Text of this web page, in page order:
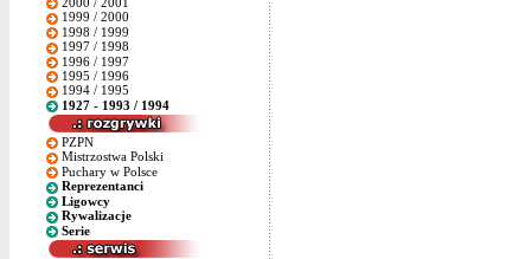
1999 / 2000
1998 / 1999
1997 / 1998
1996 / 1997
1995 / 1996
1994 / 1995
1927 - 1993 / 1994
PZPN
Mistrzostwa Polski
Puchary w Polsce
Reprezentanci
Ligowcy
Rywalizacje
Serie